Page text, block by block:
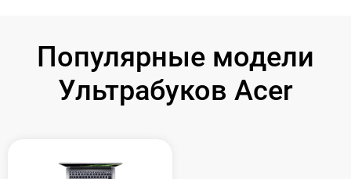
Популярные модели
Ультрабуков Acer